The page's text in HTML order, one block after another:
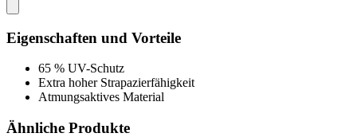
Eigenschaften und Vorteile
65 % UV-Schutz
Extra hoher Strapazierfähigkeit
Atmungsaktives Material
Ähnliche Produkte